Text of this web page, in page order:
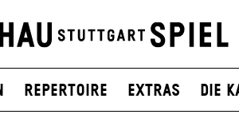
Repertoire Extras Die